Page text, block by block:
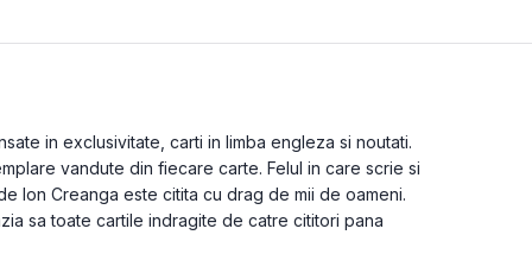
in exclusivitate, carti in limba engleza si noutati.
vandute din fiecare carte. Felul in care scrie si
Ion Creanga este citita cu drag de mii de oameni.
sa toate cartile indragite de catre cititori pana